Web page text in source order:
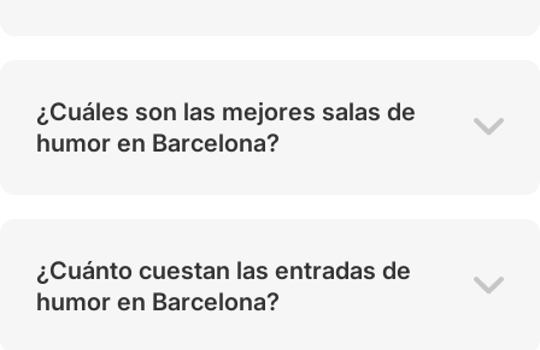
¿Cuáles son las mejores salas de
humor en Barcelona?
¿Cuánto cuestan las entradas de
humor en Barcelona?